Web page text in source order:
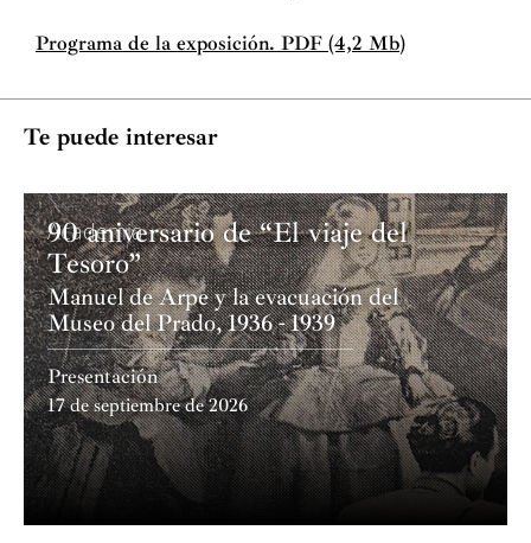
Programa de la exposición. PDF (4,2 Mb)
Te puede interesar
Academia
90 aniversario de “El viaje del
Tesoro”
Manuel de Arpe y la evacuación del
Museo del Prado, 1936 - 1939
Presentación
17 de septiembre de 2026